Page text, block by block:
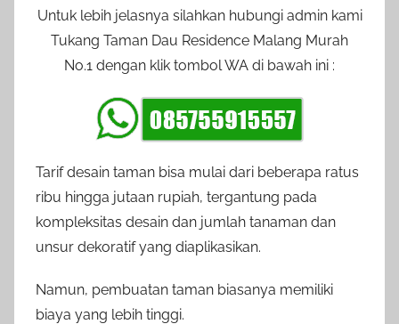
Untuk lebih jelasnya silahkan hubungi admin kami
Tukang Taman Dau Residence Malang Murah
No.1 dengan klik tombol WA di bawah ini :
Tarif desain taman bisa mulai dari beberapa ratus
ribu hingga jutaan rupiah, tergantung pada
kompleksitas desain dan jumlah tanaman dan
unsur dekoratif yang diaplikasikan.
Namun, pembuatan taman biasanya memiliki
biaya yang lebih tinggi.